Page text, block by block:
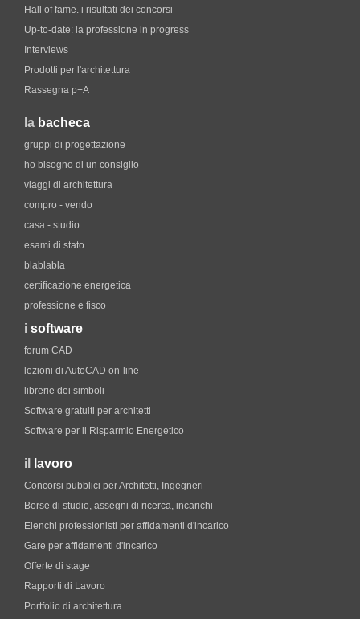
Hall of fame. i risultati dei concorsi
Up-to-date: la professione in progress
Interviews
Prodotti per l'architettura
Rassegna p+A
la bacheca
gruppi di progettazione
ho bisogno di un consiglio
viaggi di architettura
compro - vendo
casa - studio
esami di stato
blablabla
certificazione energetica
professione e fisco
i software
forum CAD
lezioni di AutoCAD on-line
librerie dei simboli
Software gratuiti per architetti
Software per il Risparmio Energetico
il lavoro
Concorsi pubblici per Architetti, Ingegneri
Borse di studio, assegni di ricerca, incarichi
Elenchi professionisti per affidamenti d'incarico
Gare per affidamenti d'incarico
Offerte di stage
Rapporti di Lavoro
Portfolio di architettura